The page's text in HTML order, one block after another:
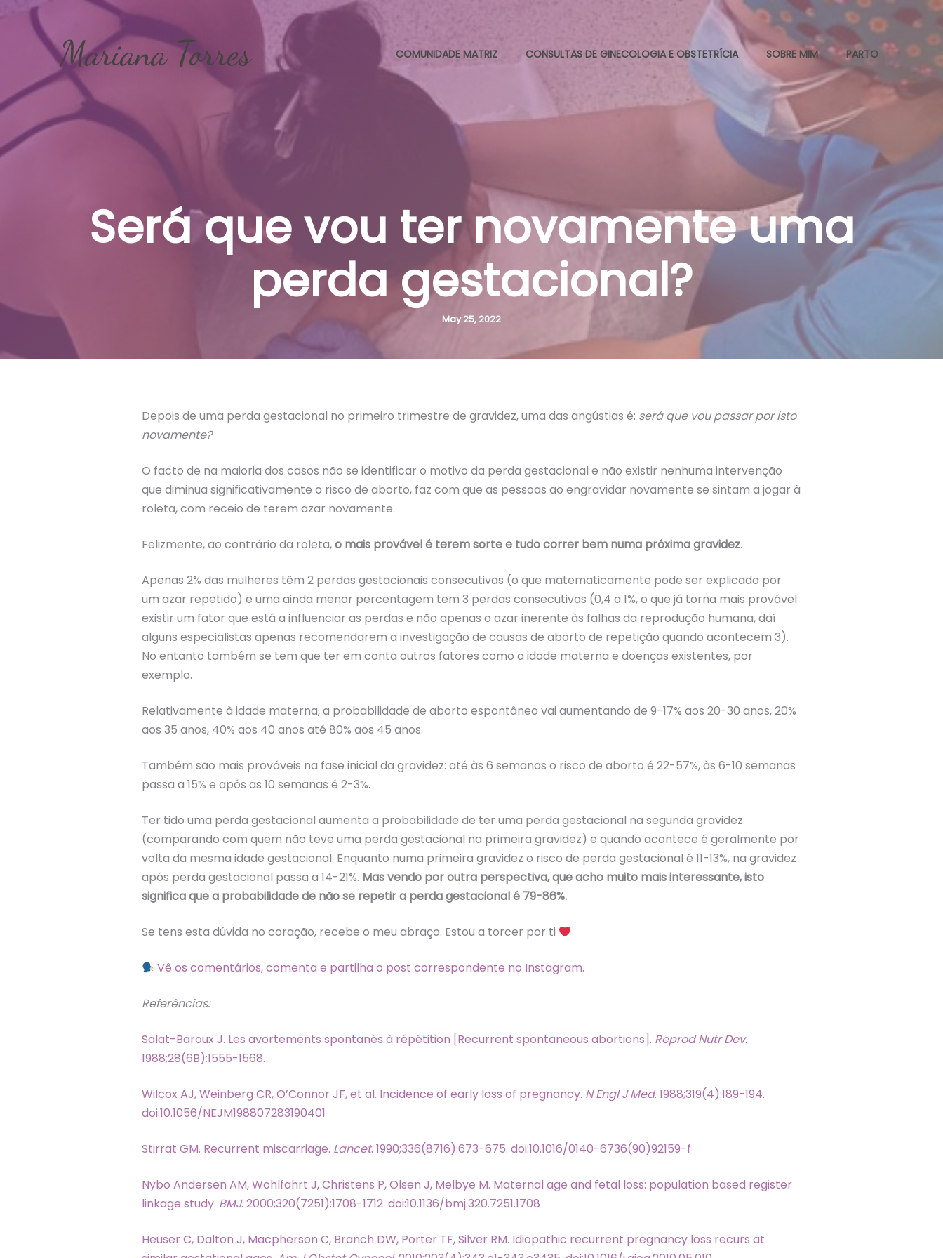
content
COMUNIDADE MATRIZ CONSULTAS DE GINECOLOGIA E OBSTETRÍCIA SOBRE MIM PARTO
Será que vou ter novamente uma
perda gestacional?
May 25, 2022
Depois de uma perda gestacional no primeiro trimestre de gravidez, uma das angústias é: será que vou passar por isto
novamente?
O facto de na maioria dos casos não se identificar o motivo da perda gestacional e não existir nenhuma intervenção
que diminua significativamente o risco de aborto, faz com que as pessoas ao engravidar novamente se sintam a jogar à
roleta, com receio de terem azar novamente.
Felizmente, ao contrário da roleta,o mais provável é terem sorte e tudo correr bem numa próxima gravidez.
Apenas 2% das mulheres têm 2 perdas gestacionais consecutivas (o que matematicamente pode ser explicado por
um azar repetido) e uma ainda menor percentagem tem 3 perdas consecutivas (0,4 a 1%, o que já torna mais provável
existir um fator que está a influenciar as perdas e não apenas o azar inerente às falhas da reprodução humana, daí
alguns especialistas apenas recomendarem a investigação de causas de aborto de repetição quando acontecem 3).
No entanto também se tem que ter em conta outros fatores como a idade materna e doenças existentes, por
exemplo.
Relativamente à idade materna, a probabilidade de aborto espontâneo vai aumentando de 9-17% aos 20-30 anos, 20%
aos 35 anos, 40% aos 40 anos até 80% aos 45 anos.
Também são mais prováveis na fase inicial da gravidez: até às 6 semanas o risco de aborto é 22-57%, às 6-10 semanas
passa a 15% e após as 10 semanas é 2-3%.
Ter tido uma perda gestacional aumenta a probabilidade de ter uma perda gestacional na segunda gravidez
(comparando com quem não teve uma perda gestacional na primeira gravidez) e quando acontece é geralmente por
volta da mesma idade gestacional. Enquanto numa primeira gravidez o risco de perda gestacional é 11-13%, na gravidez
após perda gestacional passa a 14-21%. Mas vendo por outra perspectiva, que acho muito mais interessante, isto
significa que a probabilidade de nãose repetir a perda gestacional é 79-86%.
Se tens esta dúvida no coração, recebe o meu abraço. Estou a torcer por ti
Vê os comentários, comenta e partilha o post correspondente no Instagram.
Referências:
Salat-Baroux J. Les avortements spontanés à répétition [Recurrent spontaneous abortions]. Reprod Nutr Dev.
1988;28(6B):1555-1568.
Wilcox AJ, Weinberg CR, O’Connor JF, et al. Incidence of early loss of pregnancy. N Engl J Med. 1988;319(4):189-194.
doi:10.1056/NEJM198807283190401
Stirrat GM. Recurrent miscarriage. Lancet. 1990;336(8716):673-675. doi:10.1016/0140-6736(90)92159-f
Nybo Andersen AM, Wohlfahrt J, Christens P, Olsen J, Melbye M. Maternal age and fetal loss: population based register
linkage study. BMJ. 2000;320(7251):1708-1712. doi:10.1136/bmj.320.7251.1708
Heuser C, Dalton J, Macpherson C, Branch DW, Porter TF, Silver RM. Idiopathic recurrent pregnancy loss recurs at